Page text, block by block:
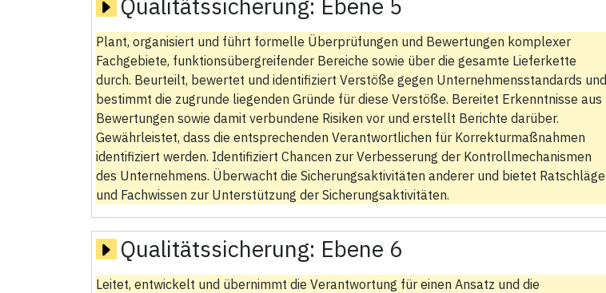
Qualitätssicherung: Ebene 5
Plant, organisiert und führt formelle Überprüfungen und Bewertungen komplexer
Fachgebiete, funktionsübergreifender Bereiche sowie über die gesamte Lieferkette
durch. Beurteilt, bewertet und identifiziert Verstöße gegen Unternehmensstandards und
bestimmt die zugrunde liegenden Gründe für diese Verstöße. Bereitet Erkenntnisse aus
Bewertungen sowie damit verbundene Risiken vor und erstellt Berichte darüber.
Gewährleistet, dass die entsprechenden Verantwortlichen für Korrekturmaßnahmen
identifiziert werden. Identifiziert Chancen zur Verbesserung der Kontrollmechanismen
des Unternehmens. Überwacht die Sicherungsaktivitäten anderer und bietet Ratschläge
und Fachwissen zur Unterstützung der Sicherungsaktivitäten.
Qualitätssicherung: Ebene 6
Leitet, entwickelt und übernimmt die Verantwortung für einen Ansatz und die